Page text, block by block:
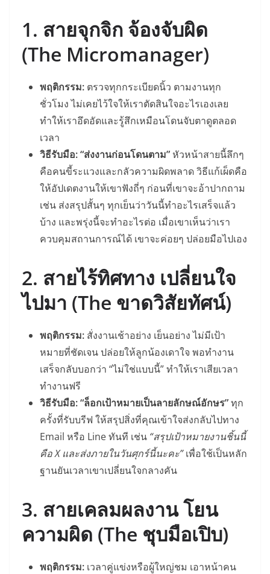
1. สายจุกจิก จ้องจับผิด
(The Micromanager)
พฤติกรรม: ตรวจทุกกระเบียดนิ้ว ตามงานทุก
ชั่วโมง ไม่เคยไว้ใจให้เราตัดสินใจอะไรเองเลย
ทำให้เราอึดอัดและรู้สึกเหมือนโดนจับตาดูตลอด
เวลา
วิธีรับมือ:“ส่งงานก่อนโดนตาม”หัวหน้าสายนี้ลึกๆ
คือคนขี้ระแวงและกลัวความผิดพลาด วิธีแก้เผ็ดคือ
ให้อัปเดตงานให้เขาฟังถี่ๆ ก่อนที่เขาจะอ้าปากถาม
เช่น ส่งสรุปสั้นๆ ทุกเย็นว่าวันนี้ทำอะไรเสร็จแล้ว
บ้าง และพรุ่งนี้จะทำอะไรต่อ เมื่อเขาเห็นว่าเรา
ควบคุมสถานการณ์ได้ เขาจะค่อยๆ ปล่อยมือไปเอง
2. สายไร้ทิศทาง เปลี่ยนใจ
ไปมา (The ขาดวิสัยทัศน์)
พฤติกรรม: สั่งงานเช้าอย่าง เย็นอย่าง ไม่มีเป้า
หมายที่ชัดเจน ปล่อยให้ลูกน้องเดาใจ พอทำงาน
เสร็จกลับบอกว่า “ไม่ใช่แบบนี้” ทำให้เราเสียเวลา
ทำงานฟรี
วิธีรับมือ:“ล็อกเป้าหมายเป็นลายลักษณ์อักษร”ทุก
ครั้งที่รับบรีฟ ให้สรุปสิ่งที่คุณเข้าใจส่งกลับไปทาง
Email หรือ Line ทันที เช่น “สรุปเป้าหมายงานชิ้นนี้
คือ X และส่งภายในวันศุกร์นี้นะคะ”เพื่อใช้เป็นหลัก
ฐานยันเวลาเขาเปลี่ยนใจกลางคัน
3. สายเคลมผลงาน โยน
ความผิด (The ชุบมือเปิบ)
พฤติกรรม: เวลาคู่แข่งหรือผู้ใหญ่ชม เอาหน้าคน